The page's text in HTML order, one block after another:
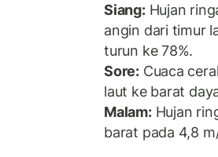
Siang:Hujan
angin dari timur
turun ke 78%.
Sore:Cuaca
laut ke barat
Malam:Hujan
barat pada 4,8